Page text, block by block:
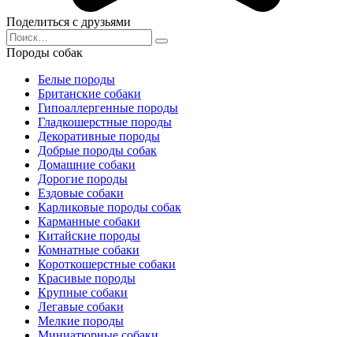
Поделиться с друзьями
Search
for:
Породы собак
Белые породы
Британские собаки
Гипоаллергенные породы
Гладкошерстные породы
Декоративные породы
Добрые породы собак
Домашние собаки
Дорогие породы
Ездовые собаки
Карликовые породы собак
Карманные собаки
Китайские породы
Комнатные собаки
Короткошерстные собаки
Красивые породы
Крупные собаки
Легавые собаки
Мелкие породы